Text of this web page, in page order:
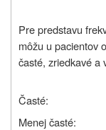
Pre predstavu
môžu u pacientov
časté, zriedkavé a
Časté:
Menej časté: